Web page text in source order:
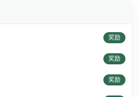
奖励
奖励
奖励